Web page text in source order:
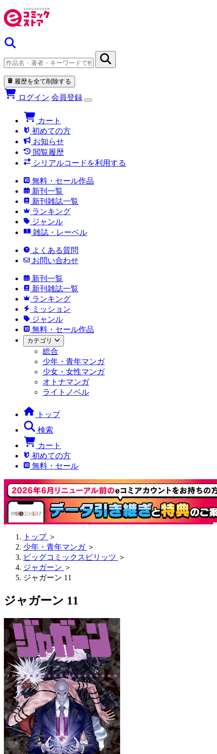
履歴を全て削除する
ログイン 会員登録
カート
初めての方
お知らせ
閲覧履歴
シリアルコードを利用する
無料・セール作品
新刊一覧
新刊雑誌一覧
ランキング
ジャンル
雑誌・レーベル
よくある質問
お問い合わせ
新刊一覧
新刊雑誌一覧
ランキング
ミッション
ジャンル
無料・セール作品
カテゴリ
総合
少年・青年マンガ
少女・女性マンガ
オトナマンガ
ライトノベル
トップ
検索
カート
初めての方
無料・セール
トップ ＞
少年・青年マンガ ＞
ビッグコミックスピリッツ ＞
ジャガーン ＞
ジャガーン 11
ジャガーン 11